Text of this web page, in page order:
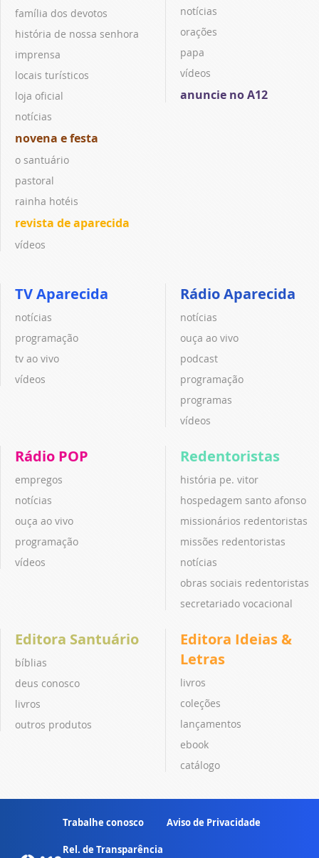
família dos devotos
história de nossa senhora
imprensa
locais turísticos
loja oficial
notícias
novena e festa
o santuário
pastoral
rainha hotéis
revista de aparecida
vídeos
notícias
orações
papa
vídeos
anuncie no A12
TV Aparecida
notícias
programação
tv ao vivo
vídeos
Rádio Aparecida
notícias
ouça ao vivo
podcast
programação
programas
vídeos
Rádio POP
empregos
notícias
ouça ao vivo
programação
vídeos
Redentoristas
história pe. vitor
hospedagem santo afonso
missionários redentoristas
missões redentoristas
notícias
obras sociais redentoristas
secretariado vocacional
Editora Santuário
bíblias
deus conosco
livros
outros produtos
Editora Ideias &
Letras
livros
coleções
lançamentos
ebook
catálogo
Trabalhe conosco Aviso de Privacidade
Rel. de Transparência